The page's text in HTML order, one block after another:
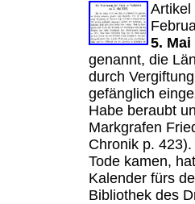
Artikel
5. Mai
genannt, die
durch
gefänglich
Habe beraubt
Markgrafen
Chronik p.
Tode kamen,
Kalender fürs
Bibliothek des